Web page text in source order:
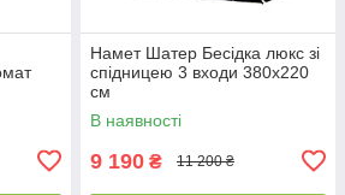
Намет Шатер Бесідка люкс зі
спідницею 3 входи 380х220
см
В наявності
9 190 ₴ 11 200 ₴